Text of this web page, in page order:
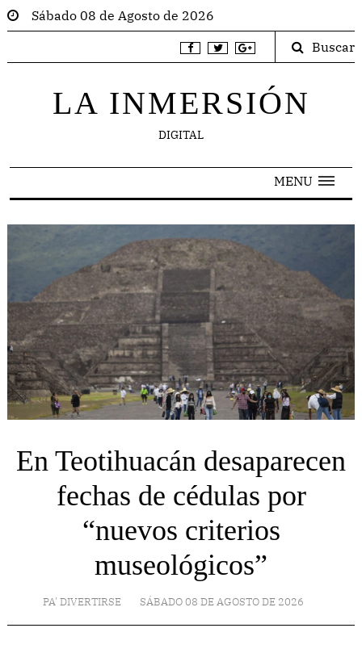
Sábado 08 de Agosto de 2026
Buscar
LA INMERSIÓN
DIGITAL
MENU
En Teotihuacán desaparecen
fechas de cédulas por
“nuevos criterios
museológicos”
PA' DIVERTIRSE SÁBADO 08 DE AGOSTO DE 2026